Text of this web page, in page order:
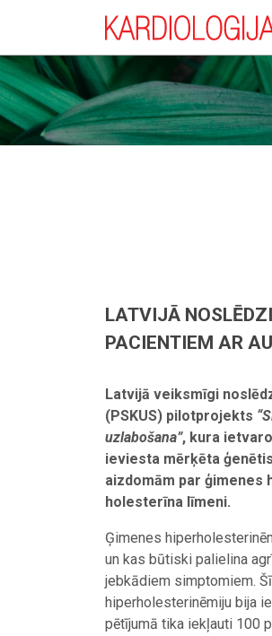
LATVIJĀ
PACIENTIEM AR
Latvijā veiksmīgi
(PSKUS) pilotprojekts
uzlabošana”, kura
ieviesta mērķēta
aizdomām par ģimenes
holesterīna līmeni.
Ģimenes
un kas būtiski palielina
jebkādiem simptomiem.
hiperholesterinēmiju bija
pētījumā tika iekļauti 100